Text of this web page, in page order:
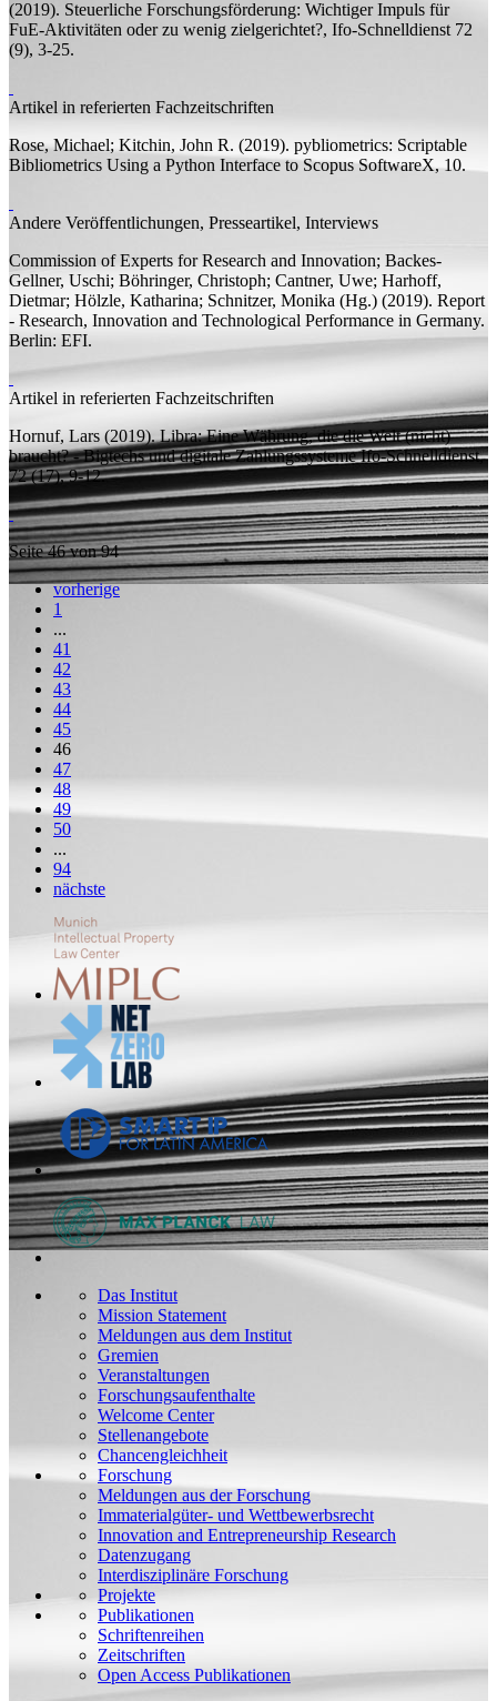
(2019). Steuerliche Forschungsförderung: Wichtiger Impuls für
FuE-Aktivitäten oder zu wenig zielgerichtet?, Ifo-Schnelldienst 72
(9), 3-25.
Artikel in referierten Fachzeitschriften
Rose, Michael; Kitchin, John R. (2019). pybliometrics: Scriptable
Bibliometrics Using a Python Interface to ScopusSoftwareX, 10.
Andere Veröffentlichungen, Presseartikel, Interviews
Commission of Experts for Research and Innovation; Backes-
Gellner, Uschi; Böhringer, Christoph; Cantner, Uwe; Harhoff,
Dietmar; Hölzle, Katharina; Schnitzer, Monika (Hg.) (2019). Report
- Research, Innovation and Technological Performance in Germany.
Berlin: EFI.
Artikel in referierten Fachzeitschriften
Hornuf, Lars (2019).Libra: Eine Währung, die die Welt (nicht)
braucht? - Bigtechs und digitale ZahlungssystemeIfo-Schnelldienst,
72 (17), 9-12.
Seite 46 von 94
vorherige
1
...
41
42
43
44
45
46
47
48
49
50
...
94
nächste
Das Institut
Mission Statement
Meldungen aus dem Institut
Gremien
Veranstaltungen
Forschungsaufenthalte
Welcome Center
Stellenangebote
Chancengleichheit
Forschung
Meldungen aus der Forschung
Immaterialgüter- und Wettbewerbsrecht
Innovation and Entrepreneurship Research
Datenzugang
Interdisziplinäre Forschung
Projekte
Publikationen
Schriftenreihen
Zeitschriften
Open Access Publikationen